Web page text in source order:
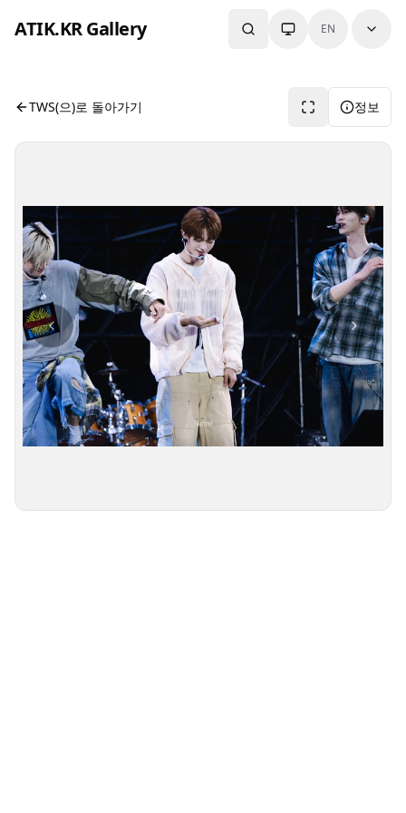
ATIK.KR Gallery EN
#SHINYU #JIHOON #HANJIN #Asia Top Artist Festival
사진 뷰어입니다. 버튼으로 전체화면, 공유, 정보 보기를 사용
TWS(으)로 돌아가기 정보
사진 탐색 가능